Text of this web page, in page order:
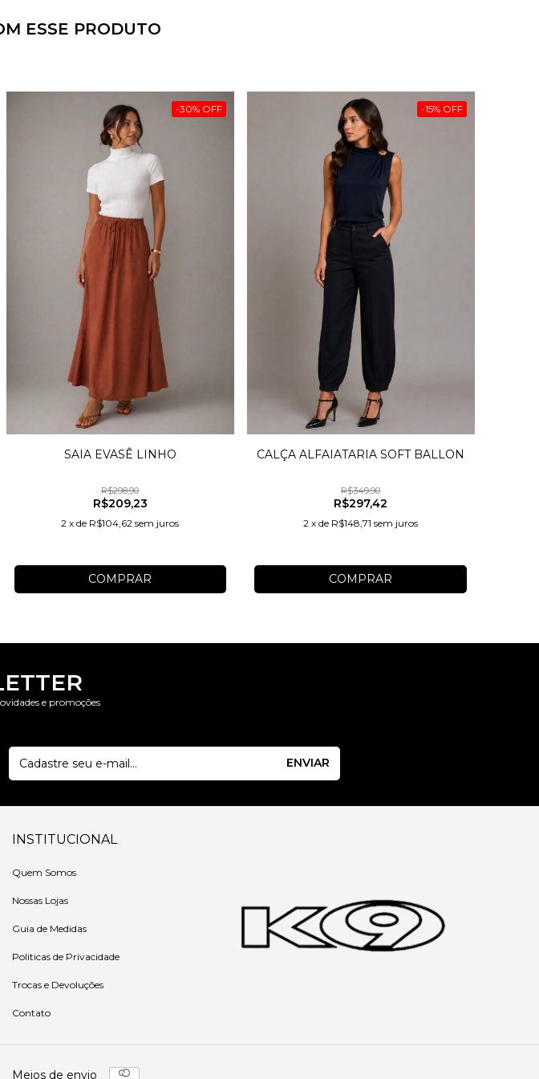
ESSE PRODUTO
-30% OFF
SAIA EVASÊ LINHO
R$298,90
R$209,23
2 xde R$104,62 sem juros
COMPRAR
-15% OFF
CALÇA ALFAIATARIA SOFT BALLON
R$349,90
R$297,42
2 xde R$148,71 sem juros
COMPRAR
e promoções
INSTITUCIONAL
Quem Somos
Nossas Lojas
Guia de Medidas
Politicas de Privacidade
Trocas e Devoluções
Contato
Meios de envio